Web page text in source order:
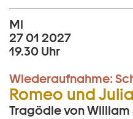
Mi
27 01 2027
19.30 Uhr
Wiederaufnahme:
Romeo und
Tragödie von